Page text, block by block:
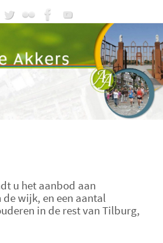
u het aanbod aan
wijk, en een aantal
in de rest van Tilburg,